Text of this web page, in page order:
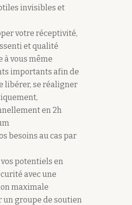
invisibles et
votre réceptivité,
et qualité
à vous même
importants afin de
libérer, se réaligner
en 2h
besoins au cas par
potentiels en
avec une
maximale
un groupe de soutien